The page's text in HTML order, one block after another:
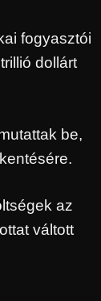
fogyasztói
dollárt
be,
az
váltott